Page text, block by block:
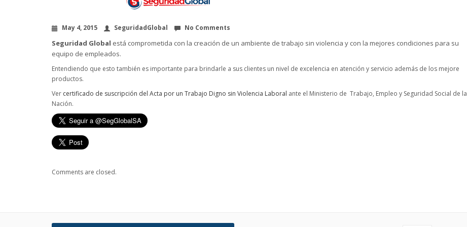
May 4, 2015 SeguridadGlobal No Comments
Seguridad Global está comprometida con la creación de un ambiente de trabajo sin violencia y con la mejores condiciones para su
equipo de empleados.
Entendiendo que esto también es importante para brindarle a sus clientes un nivel de excelencia en atención y servicio además de los mejore
productos.
Ver certificado de suscripción del Acta por un Trabajo Digno sin Violencia Laboral ante el Ministerio de Trabajo, Empleo y Seguridad Social de la
Nación.
Comments are closed.